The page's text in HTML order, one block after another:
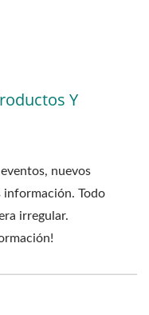
Y
nuevos
información. Todo
irregular.